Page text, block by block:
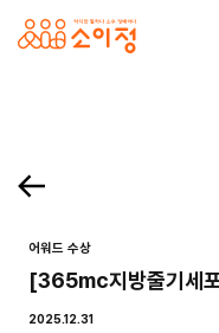
홈페이지 제작·반응형홈페이지
. 목록보기 Prev Next 프로젝트 의뢰를 맡기고 싶으세요? 프로젝트
Solution
Service
어워드 수상
[365mc지방줄기세
2025.12.31